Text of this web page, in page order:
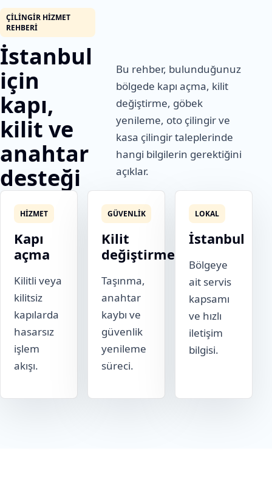
ÇILINGIR HIZMET
REHBERI
İstanbul
için
kapı,
kilit ve
anahtar
desteği
Bu rehber, bulunduğunuz
bölgede kapı açma, kilit
değiştirme, göbek
yenileme, oto çilingir ve
kasa çilingir taleplerinde
hangi bilgilerin gerektiğini
açıklar.
HIZMET
Kapı
açma
Kilitli veya
kilitsiz
kapılarda
hasarsız
işlem
akışı.
GÜVENLIK
Kilit
değiştirme
Taşınma,
anahtar
kaybı ve
güvenlik
yenileme
süreci.
LOKAL
İstanbul
Bölgeye
ait servis
kapsamı
ve hızlı
iletişim
bilgisi.